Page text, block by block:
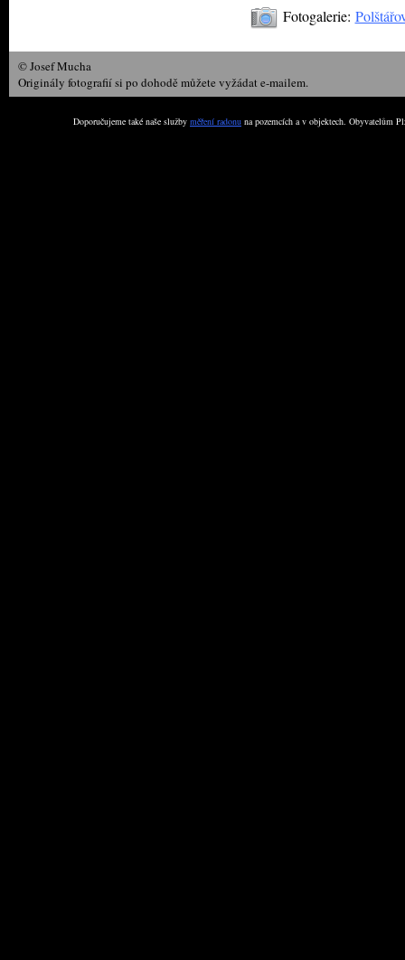
Fotogalerie:
© Josef Mucha
Originály fotografií si po dohodě můžete vyžádat e-mailem.
Doporučujeme také naše služby měření radonu na pozemcích a v objektech. Obyvatelům